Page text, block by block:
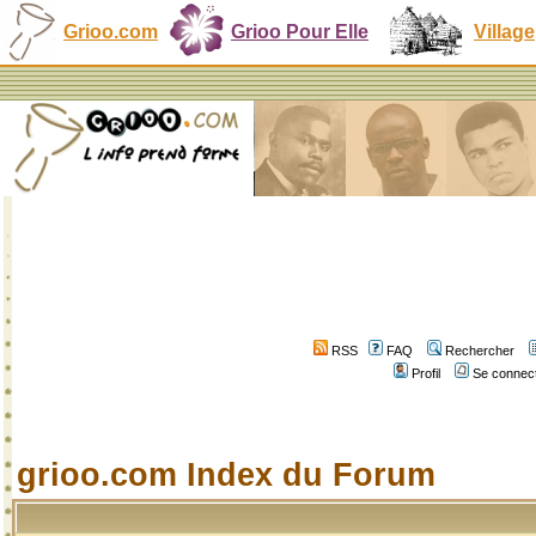
Grioo.com Grioo Pour Elle Village
RSS FAQ
Rechercher
Profil
Se
grioo.com Index du Forum